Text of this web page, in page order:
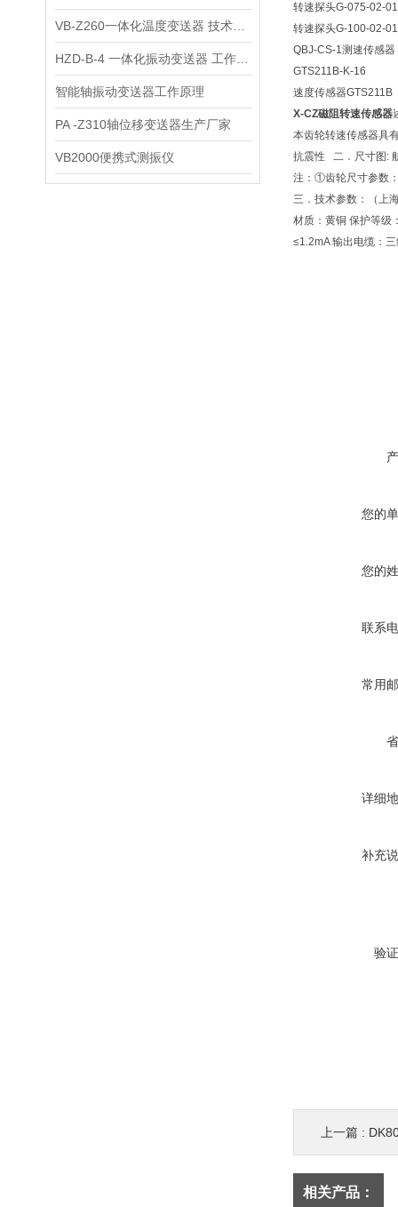
智能轴振动变送器工作原理
PA -Z310轴位移变送器生产厂家
VB2000便携式测振仪
转速探头G-075-02-01
转速探头G-100-02-01
QBJ-CS-1测速传感器
GTS211B-K-16
速度传感器GTS211B
X-CZ磁阻转速传感器
本齿轮转速传感器
抗震性 二．尺寸图:
注：①齿轮尺寸参数
三．技术参数：（上
材质：黄铜 保护等级
≤1.2mA 输出电缆：
您的
您的
联系
常用
详细
补充
验
上一篇 :
相关产品：